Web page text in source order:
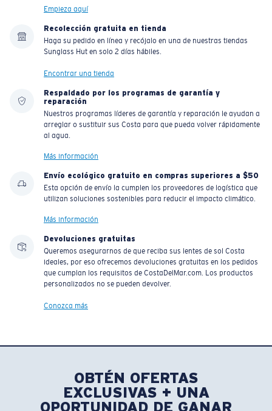
Empieza aquí
Recolección gratuita en tienda
Haga su pedido en línea y recójalo en una de nuestras tiendas
Sunglass Hut en solo 2 días hábiles.
Encontrar una tienda
Respaldado por los programas de garantía y
reparación
Nuestros programas líderes de garantía y reparación le ayudan a
arreglar o sustituir sus Costa para que pueda volver rápidamente
al agua.
Más información
Envío ecológico gratuito en compras superiores a $50
Esta opción de envío la cumplen los proveedores de logística que
utilizan soluciones sostenibles para reducir el impacto climático.
Más información
Devoluciones gratuitas
Queremos asegurarnos de que reciba sus lentes de sol Costa
ideales, por eso ofrecemos devoluciones gratuitas en los pedidos
que cumplan los requisitos de CostaDelMar.com. Los productos
personalizados no se pueden devolver.
Conozca más
OBTÉN OFERTAS
EXCLUSIVAS + UNA
OPORTUNIDAD DE GANAR